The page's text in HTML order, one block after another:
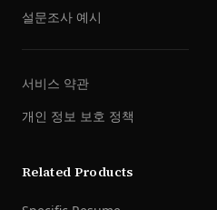
설문조사 예시
서비스 약관
개인 정보 보호 정책
Related Products